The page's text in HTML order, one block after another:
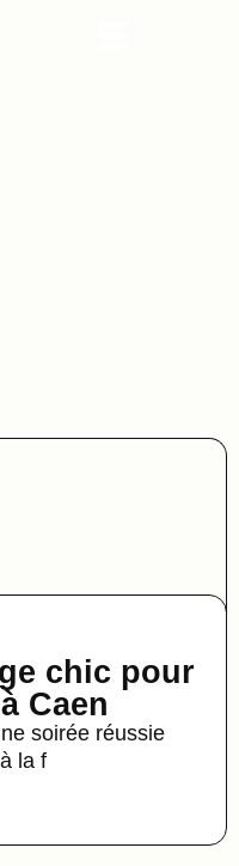
chic pour
Caen
soirée réussie
la f